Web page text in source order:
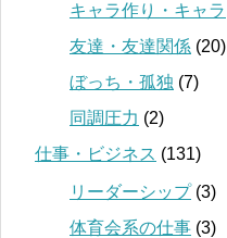
キャラ作り・キャラ
友達・友達関係 (20)
ぼっち・孤独 (7)
同調圧力 (2)
仕事・ビジネス (131)
リーダーシップ(3)
体育会系の仕事 (3)